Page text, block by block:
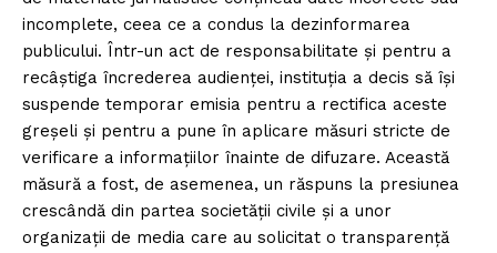
incomplete, ceea ce a condus la dezinformarea
publicului. Într-un act de responsabilitate și pentru a
recâștiga încrederea audienței, instituția a decis să își
suspende temporar emisia pentru a rectifica aceste
greșeli și pentru a pune în aplicare măsuri stricte de
verificare a informațiilor înainte de difuzare. Această
măsură a fost, de asemenea, un răspuns la presiunea
crescândă din partea societății civile și a unor
organizații de media care au solicitat o transparență